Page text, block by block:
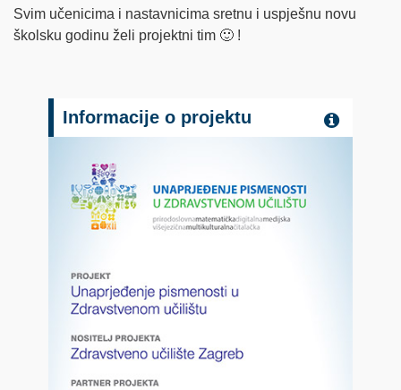
Svim učenicima i nastavnicima sretnu i uspješnu novu
školsku godinu želi projektni tim 🙂 !
Informacije o projektu